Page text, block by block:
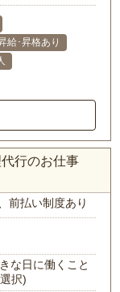
給･昇格あり
行のお仕事
前払い制度あり
な日に働くこと
択)